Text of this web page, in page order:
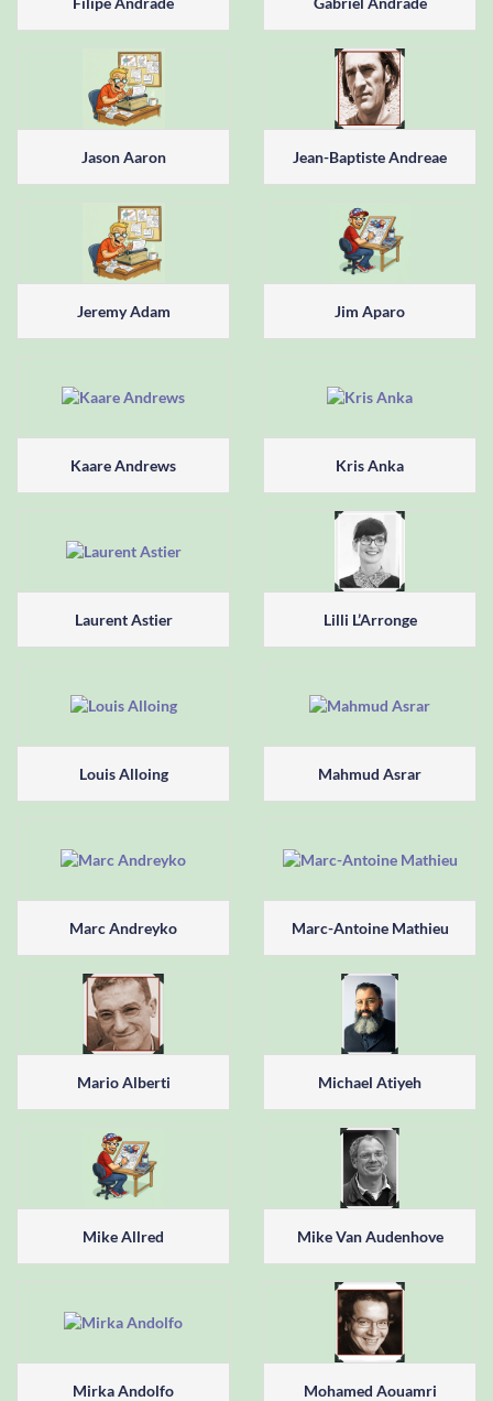
Jason Aaron Jean-Baptiste Andreae
Jeremy Adam Jim Aparo
Kaare Andrews Kris Anka
Laurent Astier Lilli L’Arronge
Louis Alloing Mahmud Asrar
Marc Andreyko Marc-Antoine Mathieu
Mario Alberti Michael Atiyeh
Mike Allred Mike Van Audenhove
Mirka Andolfo Mohamed Aouamri